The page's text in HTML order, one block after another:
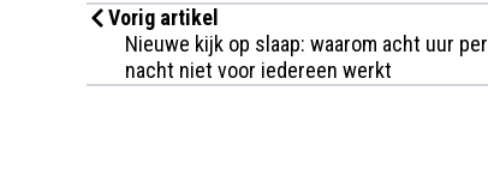
Vorig artikel
Nieuwe kijk op slaap: waarom acht uur per
nacht niet voor iedereen werkt